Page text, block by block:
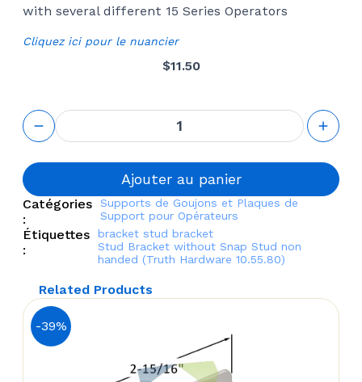
with several different 15 Series Operators
Cliquez ici pour le nuancier
$11.50
quantité
de Stud
Bracket
without
Stud non
handed
Hardware
10.55.80)
Ajouter au panier
Catégories
:
Supports de Goujons et Plaques de
Support pour Opérateurs
Étiquettes
:
bracket stud bracket
Stud Bracket without Snap Stud non
handed (Truth Hardware 10.55.80)
Related Products
-39%